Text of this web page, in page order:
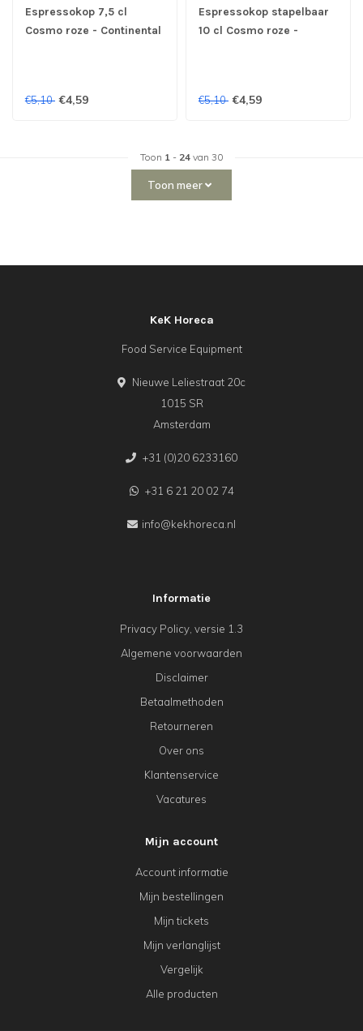
Espressokop 7,5 cl
Cosmo roze - Continental
€5,10 €4,59
Espressokop stapelbaar
10 cl Cosmo roze -
€5,10 €4,59
Toon 1 - 24 van 30
Toon meer
KeK Horeca
Food Service Equipment
Nieuwe Leliestraat 20c
1015 SR
Amsterdam
+31 (0)20 6233160
+31 6 21 20 02 74
info@kekhoreca.nl
Informatie
Privacy Policy, versie 1.3
Algemene voorwaarden
Disclaimer
Betaalmethoden
Retourneren
Over ons
Klantenservice
Vacatures
Mijn account
Account informatie
Mijn bestellingen
Mijn tickets
Mijn verlanglijst
Vergelijk
Alle producten